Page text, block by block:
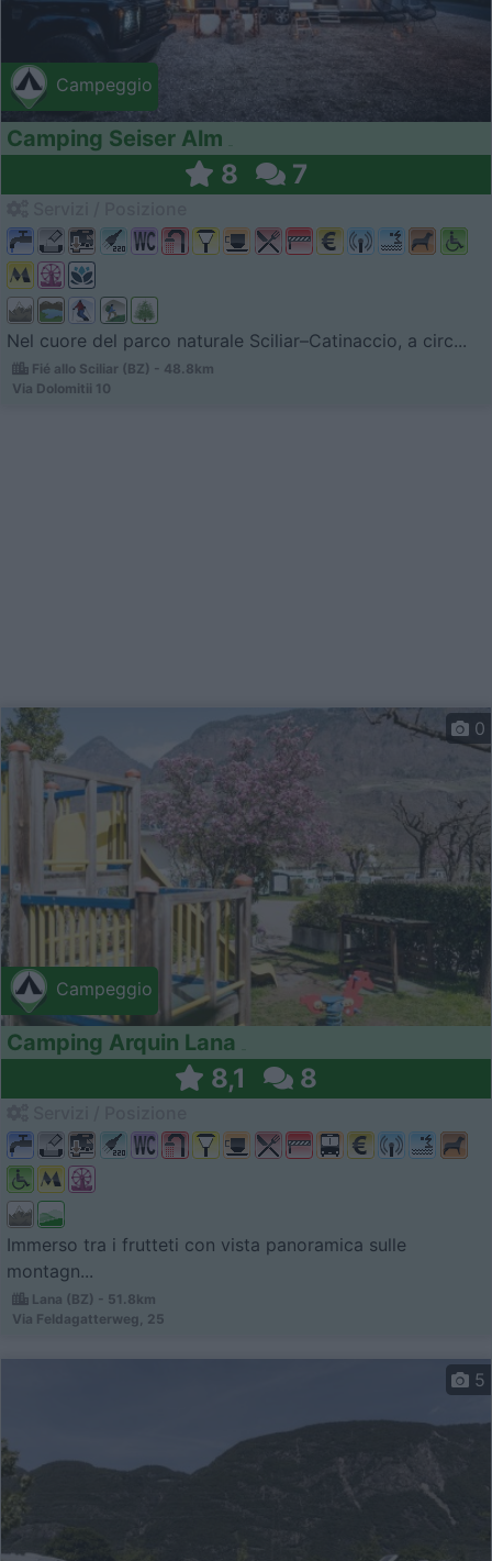
Campeggio
Camping Seiser Alm
8 7
Nel cuore del parco naturale Sciliar–Catinaccio, a circ...
Fié allo Sciliar (BZ) - 48.8km
Via Dolomitii 10
Campeggio
0
Camping Arquin Lana
8,1 8
Immerso tra i frutteti con vista panoramica sulle
montagn...
Lana (BZ) - 51.8km
Via Feldagatterweg, 25
5